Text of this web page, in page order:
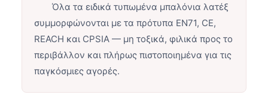
Όλα τα ειδικά τυπωμένα μπαλόνια λατέξ
συμμορφώνονται με τα πρότυπα EN71, CE,
REACH και CPSIA — μη τοξικά, φιλικά προς το
περιβάλλον και πλήρως πιστοποιημένα για τις
παγκόσμιες αγορές.